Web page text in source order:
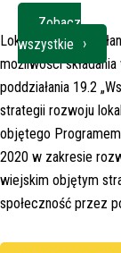
Lokalna Grupa
możliwości
poddziałania 19.2
strategii rozwoju
objętego
2020 w zakresie
wiejskim objętym
społeczność przez
Zobacz
wszystkie